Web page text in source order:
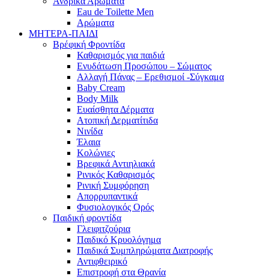
Eau de Toilette Men
Αρώματα
ΜΗΤΕΡΑ-ΠΑΙΔΙ
Βρέφική Φροντίδα
Καθαρισμός για παιδιά
Ενυδάτωση Προσώπου – Σώματος
Αλλαγή Πάνας – Ερεθισμοί -Σύγκαμα
Baby Cream
Body Milk
Ευαίσθητα Δέρματα
Ατοπική Δερματίτιδα
Νινίδα
Έλαια
Κολώνιες
Βρεφικά Αντιηλιακά
Ρινικός Καθαρισμός
Ρινική Συμφόρηση
Απορρυπαντικά
Φυσιολογικός Ορός
Παιδική φροντίδα
Γλειφιτζούρια
Παιδικό Κρυολόγημα
Παιδικά Συμπληρώματα Διατροφής
Αντιφθειρικό
Επιστροφή στα Θρανία